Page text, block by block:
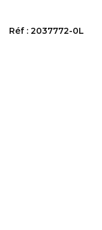
Réf : 2037772-0L